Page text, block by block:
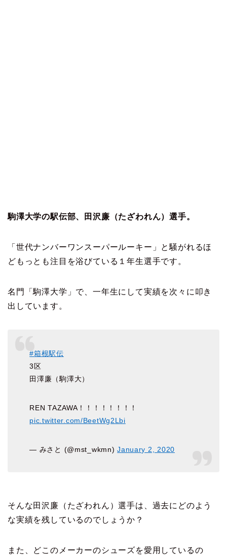
駒澤大学の駅伝部、田沢廉（たざわれん）選手。
「世代ナンバーワンスーパールーキー」と騒がれるほ
どもっとも注目を浴びている１年生選手です。
名門「駒澤大学」で、一年生にして実績を次々に叩き
出しています。
#箱根駅伝
3区
田澤廉（駒澤大）
REN TAZAWA！！！！！！！！
pic.twitter.com/BeetWg2Lbi
— みさと (@mst_wkmn)January 2, 2020
そんな田沢廉（たざわれん）選手は、過去にどのよう
な実績を残しているのでしょうか？
また、どこのメーカーのシューズを愛用しているの